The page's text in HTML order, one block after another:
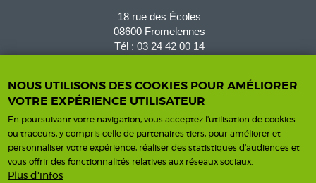
18 rue des Écoles
08600 Fromelennes
Tél : 03 24 42 00 14
Contact
Horaires
Horaires d'ouverture
NOUS UTILISONS DES COOKIES POUR AMÉLIORER
VOTRE EXPÉRIENCE UTILISATEUR
En poursuivant votre navigation, vous acceptez l'utilisation de cookies
ou traceurs, y compris celle de partenaires tiers, pour améliorer et
personnaliser votre expérience, réaliser des statistiques d’audiences et
vous offrir des fonctionnalités relatives aux réseaux sociaux.
Plus d'infos